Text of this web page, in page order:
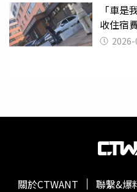
「車
收住宿
關於CTWANT 聯繫&爆